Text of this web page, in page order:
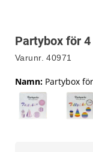
Partybox för
Varunr. 40971
Namn: Partybox